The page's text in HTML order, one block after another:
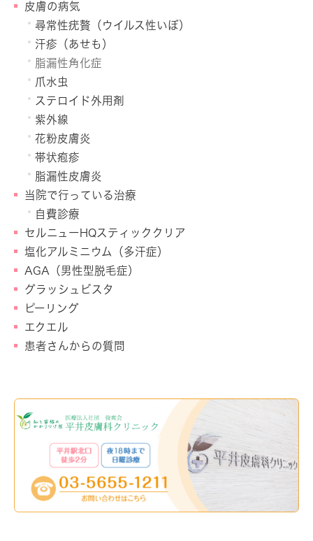
皮膚の病気
尋常性疣贅（ウイルス性いぼ）
汗疹（あせも）
脂漏性角化症
爪水虫
ステロイド外用剤
紫外線
花粉皮膚炎
帯状疱疹
脂漏性皮膚炎
当院で行っている治療
自費診療
セルニューHQスティッククリア
塩化アルミニウム（多汗症）
AGA（男性型脱毛症）
グラッシュビスタ
ピーリング
エクエル
患者さんからの質問